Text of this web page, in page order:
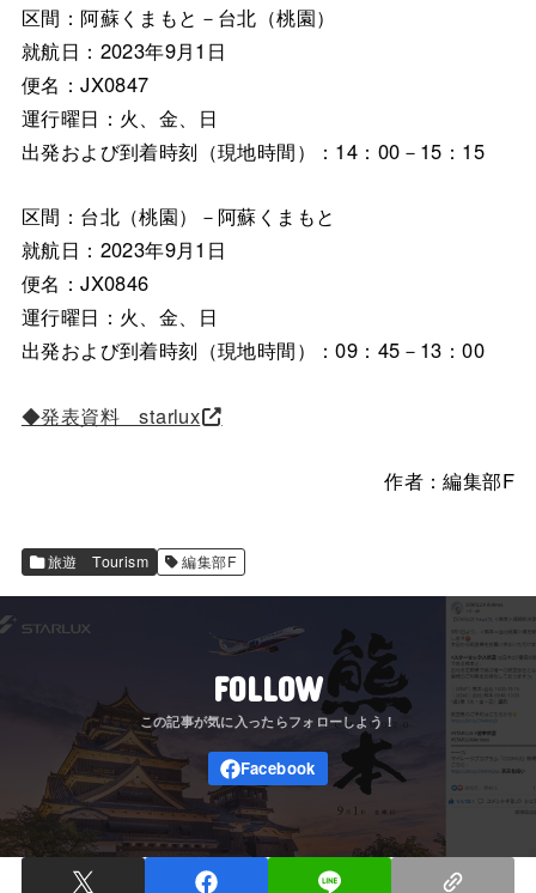
区間：阿蘇くまもと－台北（桃園）
就航日：2023年9月1日
便名：JX0847
運行曜日：火、金、日
出発および到着時刻（現地時間）：14：00－15：15
区間：台北（桃園）－阿蘇くまもと
就航日：2023年9月1日
便名：JX0846
運行曜日：火、金、日
出発および到着時刻（現地時間）：09：45－13：00
◆発表資料 starlux
作者：編集部F
旅遊 Tourism 編集部F
FOLLOW